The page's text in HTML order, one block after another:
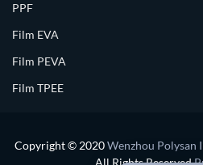
PPF
Film EVA
Film PEVA
Film TPEE
Copyright © 2020Wenzhou Polysan